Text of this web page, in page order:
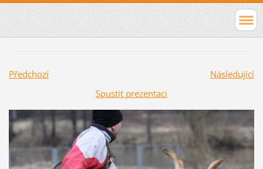
Předchozí
Následující
Spustit prezentaci